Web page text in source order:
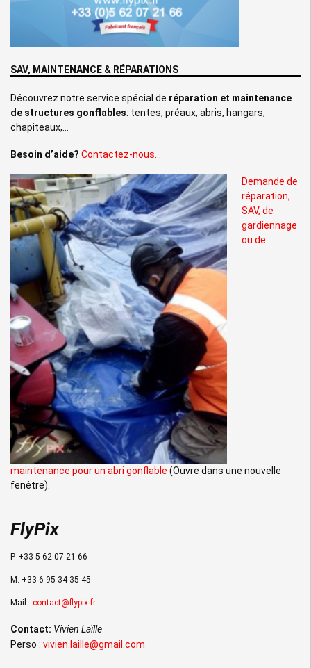
SAV, MAINTENANCE & RÉPARATIONS
Découvrez notre service spécial de réparation et maintenance
de structures gonflables: tentes, préaux, abris, hangars,
chapiteaux,…
Besoin d’aide? Contactez-nous…
Demande de
réparation,
SAV, de
gardiennage
ou de
maintenance pour un abri gonflable (Ouvre dans une nouvelle
fenêtre).
FlyPix
P. +33 5 62 07 21 66
M. +33 6 95 34 35 45
Mail : contact@flypix.fr
Contact: Vivien Laïlle
Perso : vivien.laille@gmail.com